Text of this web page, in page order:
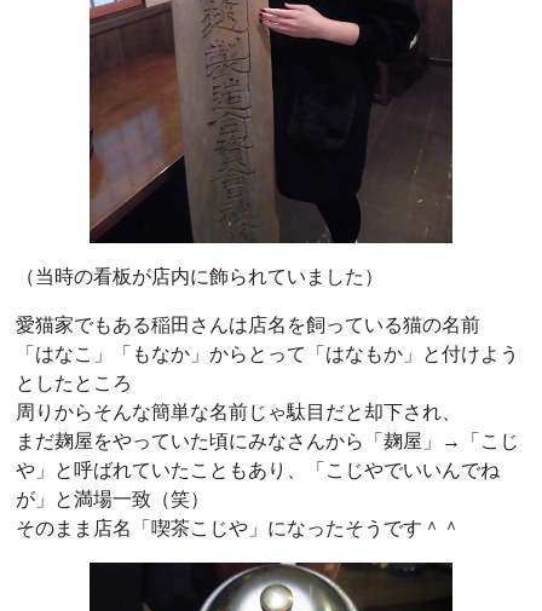
（当時の看板が店内に飾られていました）
愛猫家でもある稲田さんは店名を飼っている猫の名前
「はなこ」「もなか」からとって「はなもか」と付けよう
としたところ
周りからそんな簡単な名前じゃ駄目だと却下され、
まだ麹屋をやっていた頃にみなさんから「麹屋」→「こじ
や」と呼ばれていたこともあり、「こじやでいいんでね
が」と満場一致（笑）
そのまま店名「喫茶こじや」になったそうです＾＾